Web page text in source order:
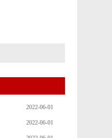
2022-06-01
2022-06-01